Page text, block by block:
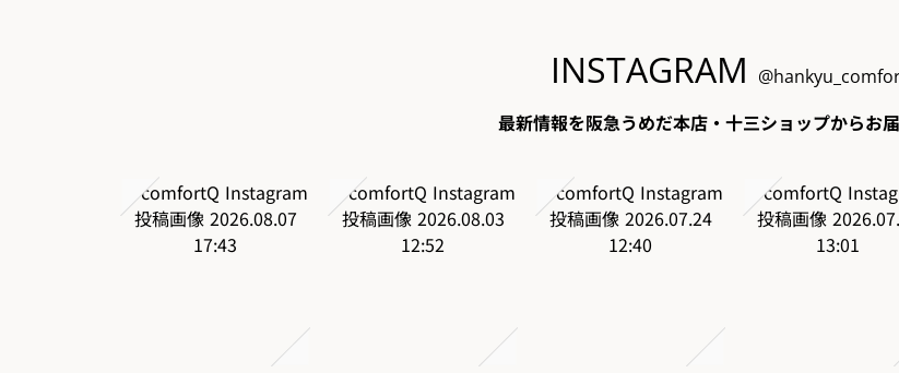
INSTAGRAM
最新情報を阪急うめだ本店・十三ショップからお